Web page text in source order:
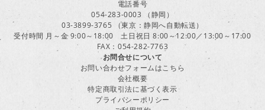
電話番号
054-283-0003 （静岡）
03-3899-3765 （東京：静岡へ自動転送）
受付時間 月～金 9:00～18:00 土日祝日 8:00～12:00／13:00～17:00
FAX：054-282-7763
お問合せについて
お問い合わせフォームはこちら
会社概要
特定商取引法に基づく表示
プライバシーポリシー